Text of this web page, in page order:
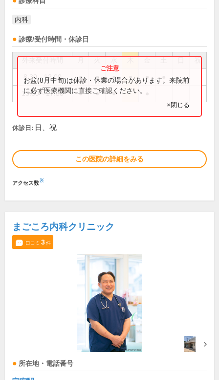
内科
診療/受付時間・休診日
祝
8:30～12:00 ● ● ● ● ●
13:30～17:30 ● ● ●
お盆(8月中旬)は休診・休業の場合があります。来院前
に必ず医療機関に直接ご確認ください。
×閉じる
休診日: 日、祝
この医院の詳細をみる
アクセス数※
まごころ内科クリニック
口コミ 3件
所在地・電話番号